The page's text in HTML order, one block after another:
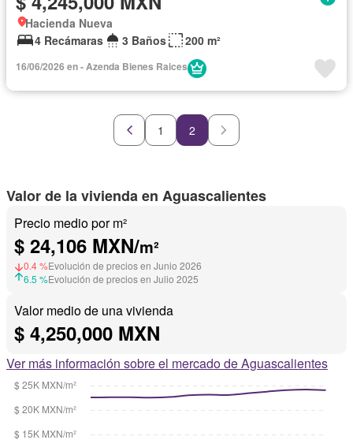
Hacienda Nueva
4 Recámaras
3 Baños 200 m²
16/06/2026 en - Azenda Bienes Raices
1 2
Valor de la vivienda en Aguascalientes
Precio medio por m²
$ 24,106 MXN/m²
0.4 %Evolución de precios en Junio 2026
6.5 %Evolución de precios en Julio 2025
Valor medio de una vivienda
$ 4,250,000 MXN
Ver más información sobre el mercado de Aguascalientes